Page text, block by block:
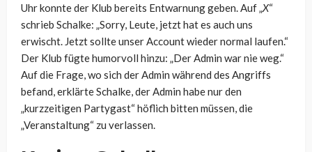
Uhr konnte der Klub bereits Entwarnung geben. Auf „X“
schrieb Schalke: „Sorry, Leute, jetzt hat es auch uns
erwischt. Jetzt sollte unser Account wieder normal laufen.“
Der Klub fügte humorvoll hinzu: „Der Admin war nie weg.“
Auf die Frage, wo sich der Admin während des Angriffs
befand, erklärte Schalke, der Admin habe nur den
„kurzzeitigen Partygast“ höflich bitten müssen, die
„Veranstaltung“ zu verlassen.